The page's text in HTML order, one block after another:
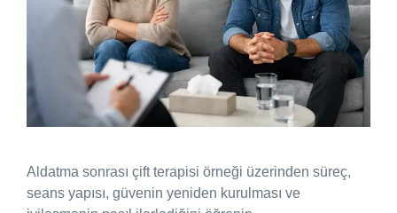
Aldatma sonrası çift terapisi örneği üzerinden süreç,
seans yapısı, güvenin yeniden kurulması ve